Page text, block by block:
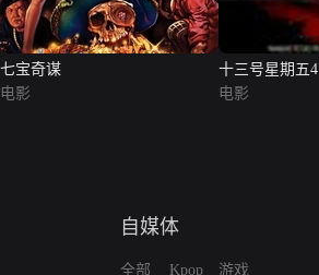
七宝奇谋
电影
十三号星期五4
电影
自媒体
全部 Kpop 游戏